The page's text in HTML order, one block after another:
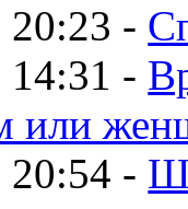
20:23 -
-
или
20:54 -